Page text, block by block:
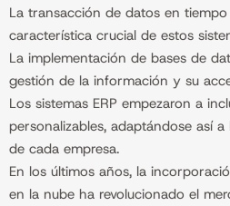
La transacción de datos en
característica crucial de estos
La implementación de bases de
gestión de la información y su
Los sistemas ERP empezaron a
personalizables, adaptándose así
de cada empresa.
En los últimos años, la
en la nube ha revolucionado el